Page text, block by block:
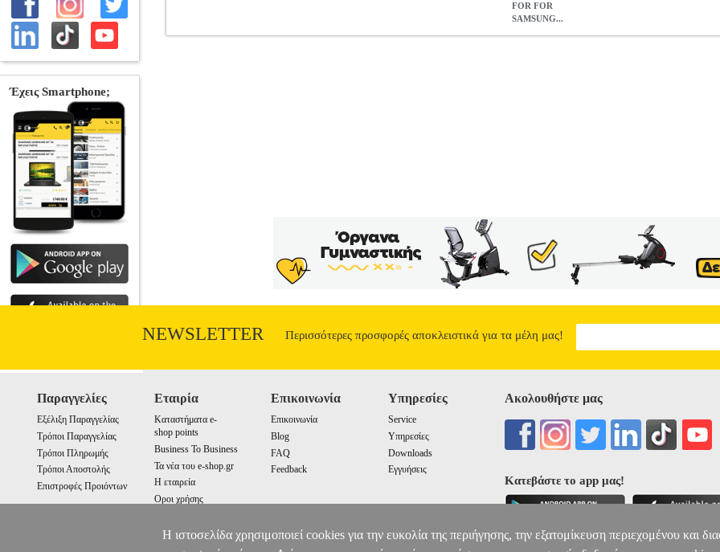
FOR FOR
SAMSUNG...
NEWSLETTER Περισσότερες προσφορές αποκλειστικά για τα μέλη μας!
Παραγγελίες
Εξέλιξη Παραγγελίας
Τρόποι Παραγγελίας
Τρόποι Πληρωμής
Τρόποι Αποστολής
Επιστροφές Προιόντων
Εταιρία
Καταστήματα e-
shop points
Business To Business
Τα νέα του e-shop.gr
Η εταιρεία
Οροι χρήσης
Επικοινωνία
Επικοινωνία
Blog
FAQ
Feedback
Υπηρεσίες
Service
Υπηρεσίες
Downloads
Εγγυήσεις
Ακολουθήστε μας
Κατεβάστε το app μας!
Η ιστοσελίδα χρησιμοποιεί cookies για την ευκολία της περιήγησης, την εξατομίκευση περιεχομένου και